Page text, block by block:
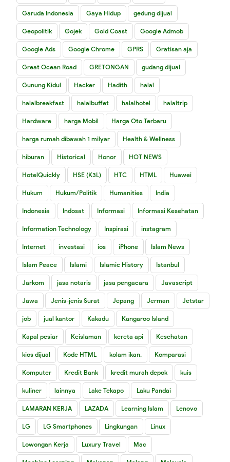
Garuda Indonesia Gaya Hidup gedung dijual
Geopolitik Gojek Gold Coast Google Admob
Google Ads Google Chrome GPRS Gratisan aja
Great Ocean Road GRETONGAN gudang dijual
Gunung Kidul Hacker Hadith halal
halalbreakfast halalbuffet halalhotel halaltrip
Hardware harga Mobil Harga Oto Terbaru
harga rumah dibawah 1 milyar Health & Wellness
hiburan Historical Honor HOT NEWS
HotelQuickly HSE (K3L) HTC HTML Huawei
Hukum Hukum/Politik Humanities India
Indonesia Indosat Informasi Informasi Kesehatan
Information Technology Inspirasi instagram
Internet investasi ios iPhone Islam News
Islam Peace Islami Islamic History Istanbul
Jarkom jasa notaris jasa pengacara Javascript
Jawa Jenis-jenis Surat Jepang Jerman Jetstar
job jual kantor Kakadu Kangaroo Island
Kapal pesiar Keislaman kereta api Kesehatan
kios dijual Kode HTML kolam ikan. Komparasi
Komputer Kredit Bank kredit murah depok kuis
kuliner lainnya Lake Tekapo Laku Pandai
LAMARAN KERJA LAZADA Learning Islam Lenovo
LG LG Smartphones Lingkungan Linux
Lowongan Kerja Luxury Travel Mac